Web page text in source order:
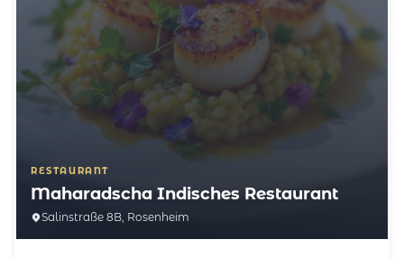
RESTAURANT
Maharadscha Indisches Restaurant
Salinstraße 8B, Rosenheim